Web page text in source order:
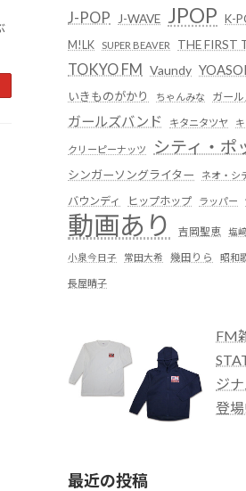
J-POP J-WAVE JPOP K-
M!LK
SUPER BEAVER THE FIRST
TOKYO FM Vaundy
いきものがかり
ちゃんみな ガー
ガールズバンド キタニタツヤ
クリーピーナッツ シティ・ポ
シンガーソングライター ネオ・シ
バウンディ ヒップホップ ラッパー
動画あり 吉岡聖恵 塩
小泉今日子 常田大希 幾田りら 昭和
長屋晴子
FM
ジ
登
最近の投稿